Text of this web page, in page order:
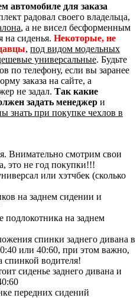
автомобиле для заказа
радовал своего владельца,
, а не висел бесформенным
на сиденья. Некоторые, не
, под видом модельных
универсальные. Будьте
по телефону, если вы заранее
заказа на сайте, а
не задал. Так какие
задать менеджер и
знать при покупке чехлов в
Внимательно смотрим свои
это не год покупки!!!
или хэтчбек (сколько
на заднем сидении и
подлокотника на заднем
спинки заднего дивана в
или 40:60, при этом важно,
спинкой водителя!
сиденье заднего дивана и
передних сидений